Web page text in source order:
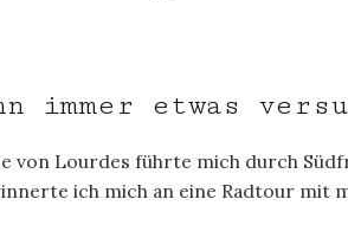
immer etwas
von Lourdes führte mich durch
ich mich an eine Radtour mit